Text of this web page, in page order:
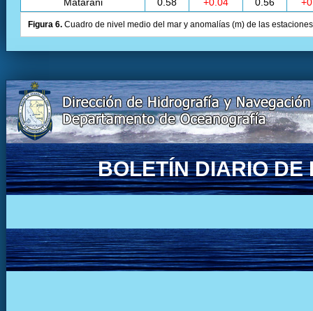
Figura 6. Cuadro de nivel medio del mar y anomalías (m) de las
BOLETÍN DIARIO DE